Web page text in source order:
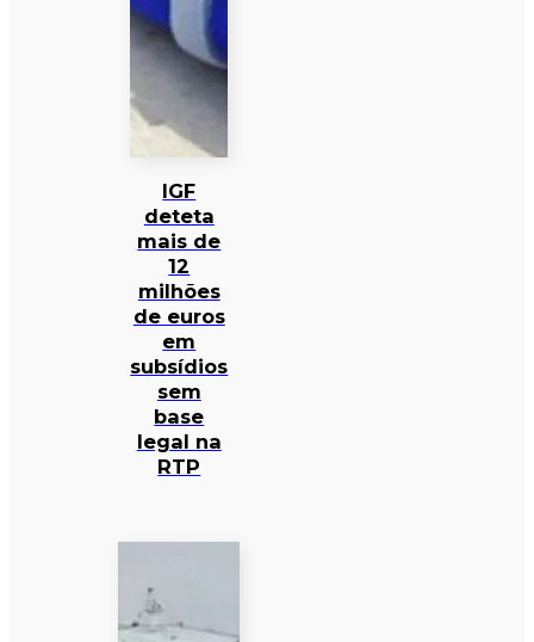
IGF
deteta
mais de
12
milhões
de euros
em
subsídios
sem
base
legal na
RTP